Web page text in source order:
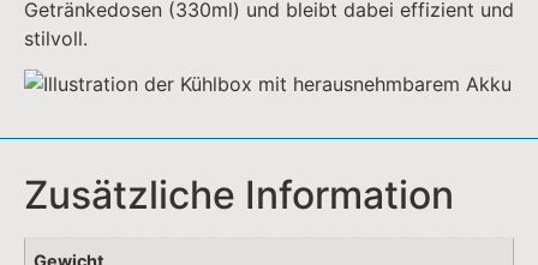
Getränkedosen (330ml) und bleibt dabei effizient und
stilvoll.
Zusätzliche Information
Gewicht